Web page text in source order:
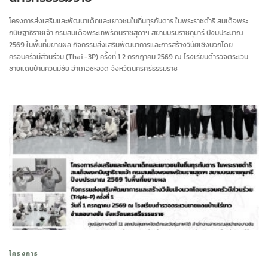
โครงการส่งเสริมและพัฒนาเด็กและเยาวชนในถิ่นทุรกันดาร ในพระราชดำริ สมเด็จพระ
กนิษฐาธิราชเจ้า กรมสมเด็จพระเทพรัตนราชสุดาฯ สยามบรมราชกุมารี ปีงบประมาณ
2569 ในพื้นที่ขยายผล กิจกรรมส่งเสริมพัฒนาการและการสร้างวินัยเชิงบวกโดย
ครอบครัวมีส่วนร่วม (Thai -3P) ครั้งที่ 1 2 กรกฎาคม 2569 ณ โรงเรียนตำรวจตระเวน
ชายแดนบ้านควนมีชัย อำเภอชะอวด จังหวัดนครศรีธรรมราช
โครงการ